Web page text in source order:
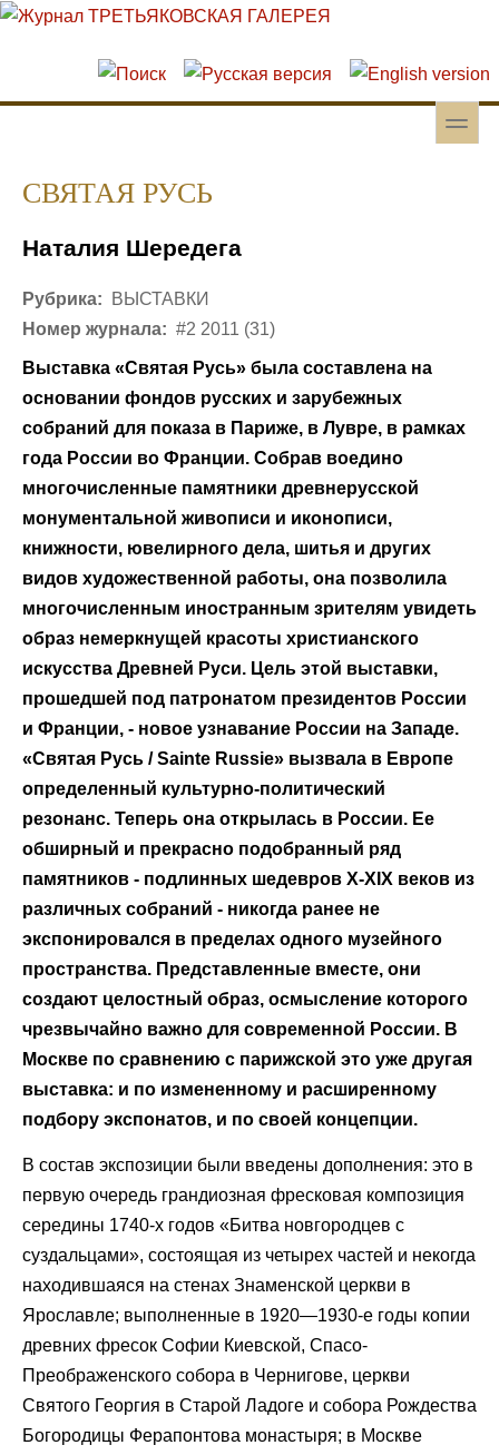
Перейти к основному содержанию
Skip to search
toggle
СВЯТАЯ РУСЬ
Наталия Шередега
Рубрика:
ВЫСТАВКИ
Номер журнала: #2 2011 (31)
Выставка «Святая Русь» была составлена на
основании фондов русских и зарубежных
собраний для показа в Париже, в Лувре, в рамках
года России во Франции. Собрав воедино
многочисленные памятники древнерусской
монументальной живописи и иконописи,
книжности, ювелирного дела, шитья и других
видов художественной работы, она позволила
многочисленным иностранным зрителям увидеть
образ немеркнущей красоты христианского
искусства Древней Руси. Цель этой выставки,
прошедшей под патронатом президентов России
и Франции, - новое узнавание России на Западе.
«Святая Русь / Sainte Russie» вызвала в Европе
определенный культурно-политический
резонанс. Теперь она открылась в России. Ее
обширный и прекрасно подобранный ряд
памятников - подлинных шедевров X-XIX веков из
различных собраний - никогда ранее не
экспонировался в пределах одного музейного
пространства. Представленные вместе, они
создают целостный образ, осмысление которого
чрезвычайно важно для современной России. В
Москве по сравнению с парижской это уже другая
выставка: и по измененному и расширенному
подбору экспонатов, и по своей концепции.
В состав экспозиции были введены дополнения: это в
первую очередь грандиозная фресковая композиция
середины 1740-х годов «Битва новгородцев с
суздальцами», состоящая из четырех частей и некогда
находившаяся на стенах Знаменской церкви в
Ярославле; выполненные в 1920—1930-е годы копии
древних фресок Софии Киевской, Спасо-
Преображенского собора в Чернигове, церкви
Святого Георгия в Старой Ладоге и собора Рождества
Богородицы Ферапонтова монастыря; в Москве